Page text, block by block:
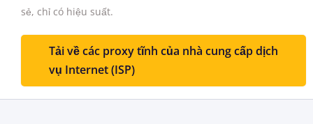
sẻ, chỉ có hiệu suất.
Tải về các proxy tĩnh của nhà cung cấp dịch
vụ Internet (ISP)